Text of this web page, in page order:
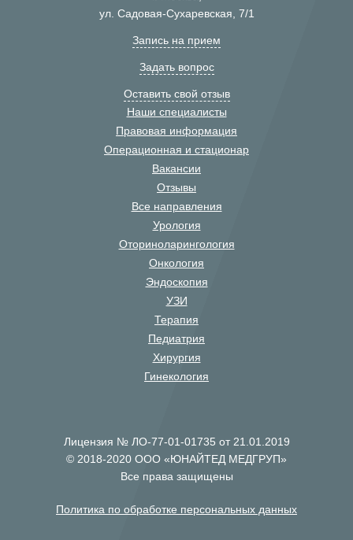
ул. Садовая-Сухаревская, 7/1
Запись на прием
Задать вопрос
Оставить свой отзыв
Наши специалисты
Правовая информация
Операционная и стационар
Вакансии
Отзывы
Все направления
Урология
Оториноларингология
Онкология
Эндоскопия
УЗИ
Терапия
Педиатрия
Хирургия
Гинекология
Лицензия № ЛО-77-01-01735 от 21.01.2019
© 2018-2020 ООО «ЮНАЙТЕД МЕДГРУП»
Все права защищены
Политика по обработке персональных данных